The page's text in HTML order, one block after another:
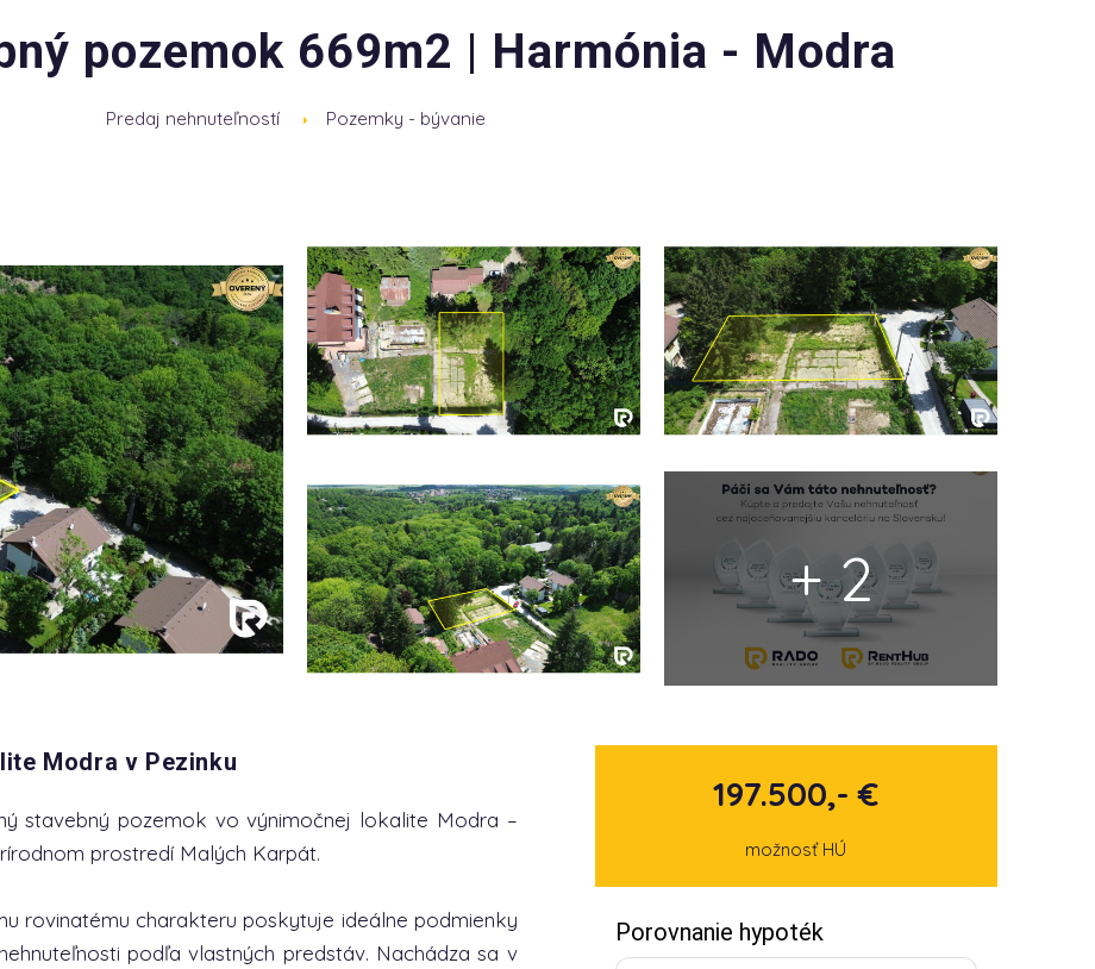
pozemok 669m2 | Harmónia - Modra
Predaj nehnuteľností Pozemky - bývanie
+ 2
Modra v Pezinku
stavebný pozemok vo výnimočnej lokalite Modra –
prostredí Malých Karpát.
rovinatému charakteru poskytuje ideálne podmienky
podľa vlastných predstáv. Nachádza sa v
197.500,- €
možnosť HÚ